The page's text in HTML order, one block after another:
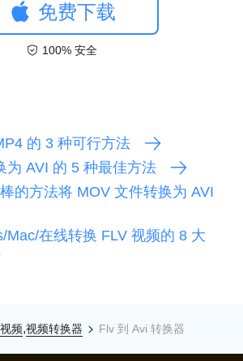
免费下载
100% 安全
的 3 种可行方法
为 AVI 的 5 种最佳方法
的方法将 MOV 文件转换为 AVI
Mac/在线转换 FLV 视频的 8 大
频,视频转换器 Flv 到 Avi 转换器